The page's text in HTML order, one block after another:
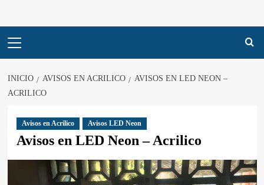
principal
INICIO AVISOS EN ACRILICO
AVISOS EN LED NEON –
ACRILICO
Avisos en Acrilico Avisos LED Neon
Avisos en LED Neon – Acrilico